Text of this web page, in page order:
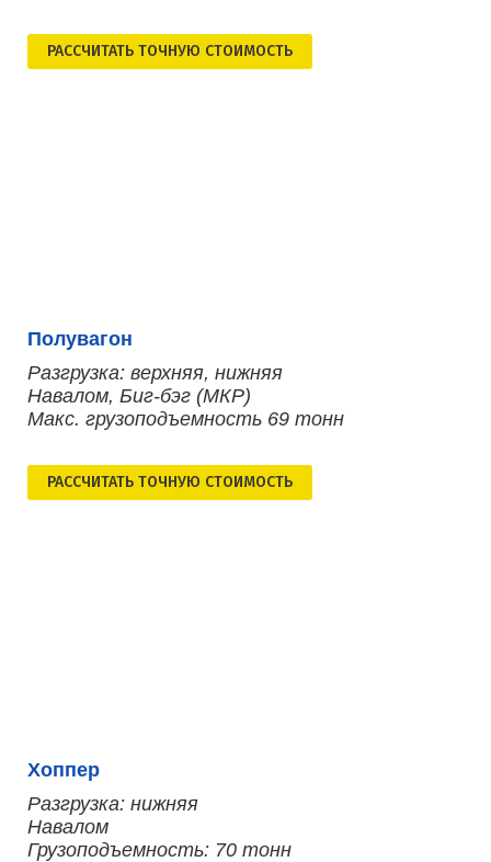
РАСCЧИТАТЬ ТОЧНУЮ СТОИМОСТЬ
Полувагон
Разгрузка: верхняя, нижняя
Навалом, Биг-бэг (МКР)
Макс. грузоподъемность 69 тонн
РАСCЧИТАТЬ ТОЧНУЮ СТОИМОСТЬ
Хоппер
Разгрузка: нижняя
Навалом
Грузоподъемность: 70 тонн